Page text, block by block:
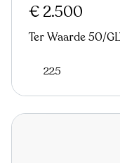
€ 2.500
Ter Waarde 50/
225